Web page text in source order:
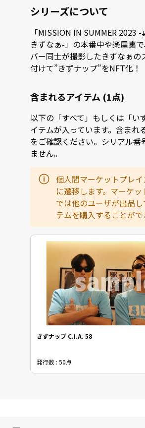
シリーズについて
「MISSION IN SUMMER 2023
きずなぁ-」の本番中や楽屋裏で
バー同士が撮影したきずなぁ
付けて”きずナップ”をNFT化！
含まれるアイテム (1点)
以下の「すべて」もしくは「い
イテムが入っています。含まれ
をご確認ください。シリアル番
ません。
個人間マーケットプレ
に遷移します。マーケ
では他のユーザが出品
テムを購入することがで
きずナップ C.I.A. 58
発行数 : 50点